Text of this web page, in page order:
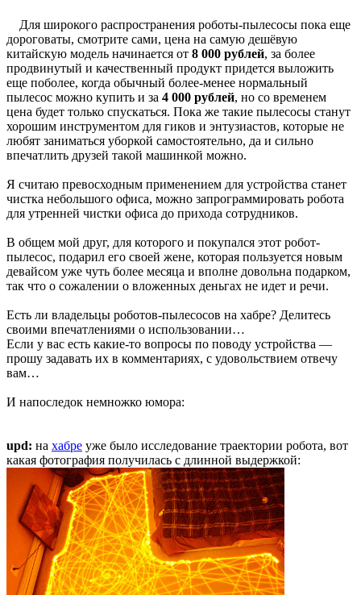
Для широкого распространения роботы-пылесосы пока еще
дороговаты, смотрите сами, цена на самую дешёвую
китайскую модель начинается от 8 000 рублей, за более
продвинутый и качественный продукт придется выложить
еще поболее, когда обычный более-менее нормальный
пылесос можно купить и за 4 000 рублей, но со временем
цена будет только спускаться. Пока же такие пылесосы станут
хорошим инструментом для гиков и энтузиастов, которые не
любят заниматься уборкой самостоятельно, да и сильно
впечатлить друзей такой машинкой можно.
Я считаю превосходным применением для устройства станет
чистка небольшого офиса, можно запрограммировать робота
для утренней чистки офиса до прихода сотрудников.
В общем мой друг, для которого и покупался этот робот-
пылесос, подарил его своей жене, которая пользуется новым
девайсом уже чуть более месяца и вполне довольна подарком,
так что о сожалении о вложенных деньгах не идет и речи.
Есть ли владельцы роботов-пылесосов на хабре? Делитесь
своими впечатлениями о использовании…
Если у вас есть какие-то вопросы по поводу устройства —
прошу задавать их в комментариях, с удовольствием отвечу
вам…
И напоследок немножко юмора:
upd: на хабре уже было исследование траектории робота, вот
какая фотография получилась с длинной выдержкой: